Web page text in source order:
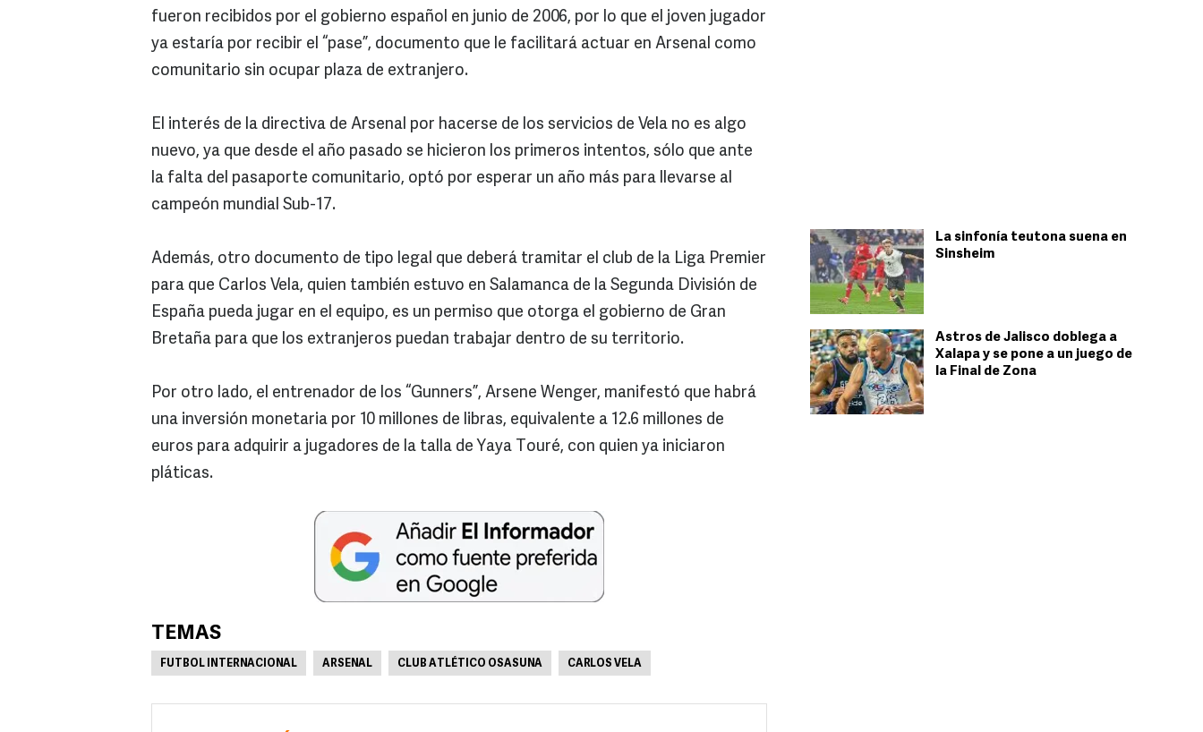
La sinfonía teutona suena en
Sinsheim
Astros de Jalisco doblega a
Xalapa y se pone a un juego de
la Final de Zona
fueron recibidos por el gobierno español en junio de 2006, por lo que el joven jugador
ya estaría por recibir el “pase”, documento que le facilitará actuar en Arsenal como
comunitario sin ocupar plaza de extranjero.
El interés de la directiva de Arsenal por hacerse de los servicios de Vela no es algo
nuevo, ya que desde el año pasado se hicieron los primeros intentos, sólo que ante
la falta del pasaporte comunitario, optó por esperar un año más para llevarse al
campeón mundial Sub-17.
Además, otro documento de tipo legal que deberá tramitar el club de la Liga Premier
para que Carlos Vela, quien también estuvo en Salamanca de la Segunda División de
España pueda jugar en el equipo, es un permiso que otorga el gobierno de Gran
Bretaña para que los extranjeros puedan trabajar dentro de su territorio.
Por otro lado, el entrenador de los “Gunners”, Arsene Wenger, manifestó que habrá
una inversión monetaria por 10 millones de libras, equivalente a 12.6 millones de
euros para adquirir a jugadores de la talla de Yaya Touré, con quien ya iniciaron
pláticas.
TEMAS
FUTBOL INTERNACIONAL ARSENAL CLUB ATLÉTICO OSASUNA CARLOS VELA